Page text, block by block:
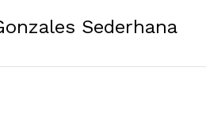
Sederhana